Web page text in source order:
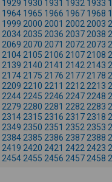
1929 1930 1931 1932 1933
1964 1965 1966 1967 1968
1999 2000 2001 2002 2003
2034 2035 2036 2037 2038
2069 2070 2071 2072 2073
2104 2105 2106 2107 2108
2139 2140 2141 2142 2143
2174 2175 2176 2177 2178
2209 2210 2211 2212 2213
2244 2245 2246 2247 2248
2279 2280 2281 2282 2283
2314 2315 2316 2317 2318
2349 2350 2351 2352 2353
2384 2385 2386 2387 2388
2419 2420 2421 2422 2423
2454 2455 2456 2457 2458